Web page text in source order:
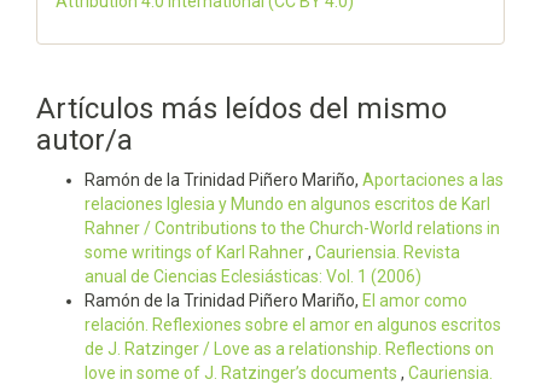
Artículos más leídos del mismo
autor/a
Ramón de la Trinidad Piñero Mariño, Aportaciones a las
relaciones Iglesia y Mundo en algunos escritos de Karl
Rahner / Contributions to the Church-World relations in
some writings of Karl Rahner, Cauriensia. Revista
anual de Ciencias Eclesiásticas: Vol. 1 (2006)
Ramón de la Trinidad Piñero Mariño, El amor como
relación. Reflexiones sobre el amor en algunos escritos
de J. Ratzinger / Love as a relationship. Reflections on
love in some of J. Ratzinger’s documents , Cauriensia.